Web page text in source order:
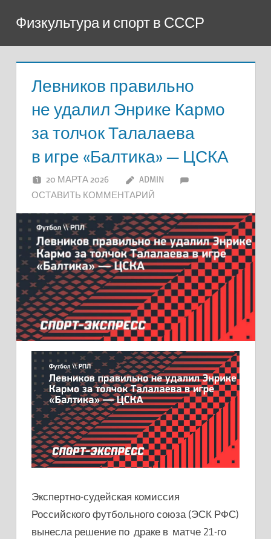
содержимому
Физкультура и спорт в СССР
Левников правильно
не удалил Энрике Кармо
за толчок Талалаева
в игре «Балтика» — ЦСКА
20 МАРТА 2026
ADMIN
ОСТАВИТЬ КОММЕНТАРИЙ
Экспертно-судейская комиссия
Российского футбольного союза (ЭСК РФС)
вынесла решение по драке в матче 21-го